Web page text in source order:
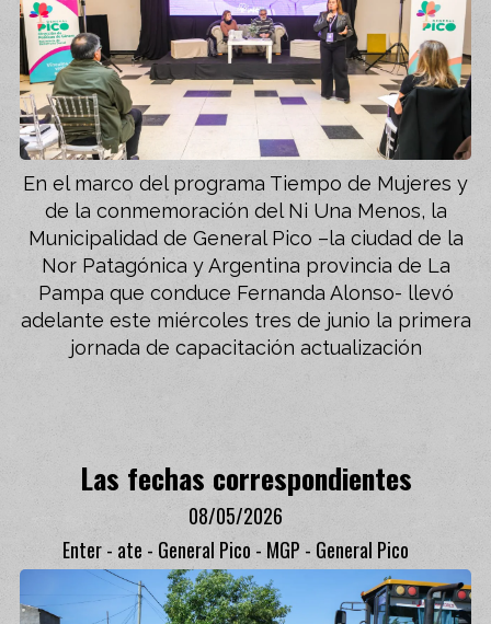
En el marco del programa Tiempo de Mujeres y
de la conmemoración del Ni Una Menos, la
Municipalidad de General Pico –la ciudad de la
Nor Patagónica y Argentina provincia de La
Pampa que conduce Fernanda Alonso- llevó
adelante este miércoles tres de junio la primera
jornada de capacitación actualización
Las fechas correspondientes
Enter - ate - General Pico - MGP - General Pico
08/05/2026